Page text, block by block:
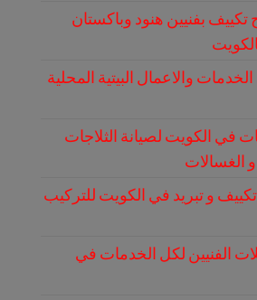
تكييف بفنيين هنود وباكستان
والاعمال البيتية المحلية
في الكويت لصيانة الثلاجات
الغسالات
و تبريد في الكويت للتركيب
الفنيين لكل الخدمات في